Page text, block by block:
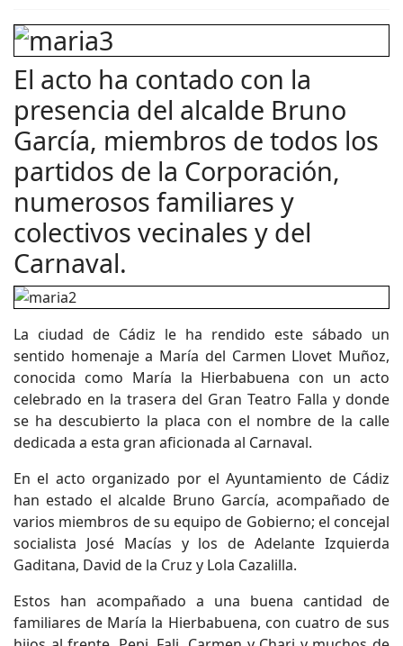
El acto ha contado con la
presencia del alcalde Bruno
García, miembros de todos los
partidos de la Corporación,
numerosos familiares y
colectivos vecinales y del
Carnaval.
La ciudad de Cádiz le ha rendido este sábado un
sentido homenaje a María del Carmen Llovet Muñoz,
conocida como María la Hierbabuena con un acto
celebrado en la trasera del Gran Teatro Falla y donde
se ha descubierto la placa con el nombre de la calle
dedicada a esta gran aficionada al Carnaval.
En el acto organizado por el Ayuntamiento de Cádiz
han estado el alcalde Bruno García, acompañado de
varios miembros de su equipo de Gobierno; el concejal
socialista José Macías y los de Adelante Izquierda
Gaditana, David de la Cruz y Lola Cazalilla.
Estos han acompañado a una buena cantidad de
familiares de María la Hierbabuena, con cuatro de sus